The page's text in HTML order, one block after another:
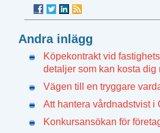
Andra inlägg
Köpekontrakt vid
detaljer som kan kosta dig
Vägen till en tryggare
Att hantera vårdnadstvist i
Konkursansökan för